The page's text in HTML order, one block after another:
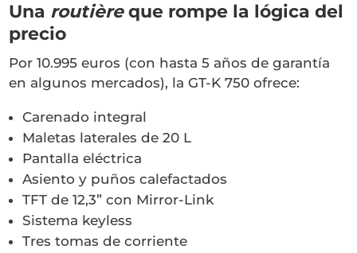
Una routièreque rompe la lógica del
precio
Por 10.995 euros (con hasta 5 años de garantía
en algunos mercados), la GT-K 750 ofrece:
Carenado integral
Maletas laterales de 20 L
Pantalla eléctrica
Asiento y puños calefactados
TFT de 12,3” con Mirror-Link
Sistema keyless
Tres tomas de corriente